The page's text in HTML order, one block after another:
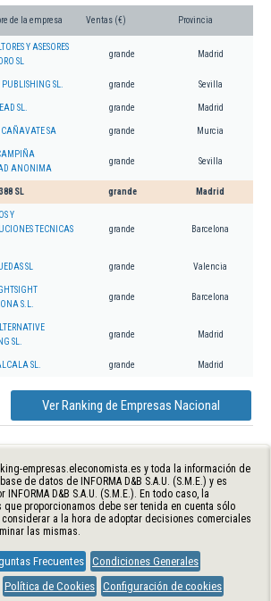
de la empresa Ventas (€) Provincia
Y ASESORES
SL
grande Madrid
PUBLISHING SL. grande Sevilla
SL. grande Madrid
CAÑAVATE SA grande Murcia
ANONIMA
grande Sevilla
SL grande Madrid
Y
TECNICAS
grande Barcelona
SL grande Valencia
S.L.
grande Barcelona
SL.
grande Madrid
SL. grande Madrid
Ver Ranking de Empresas Nacional
empresas.eleconomista.es y toda la información de
de datos de INFORMA D&B S.A.U. (S.M.E.) y es
D&B S.A.U. (S.M.E.). En todo caso, la
proporcionamos debe ser tenida en cuenta sólo
considerar a la hora de adoptar decisiones comerciales
las mismas.
Frecuentes
Condiciones Generales
Política de Cookies Configuración de cookies